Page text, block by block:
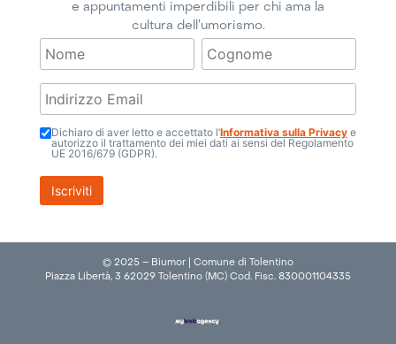
e appuntamenti imperdibili per chi ama la
cultura dell’umorismo.
Dichiaro di aver letto e accettato l’Informativa sulla Privacye
autorizzo il trattamento dei miei dati ai sensi del Regolamento
UE 2016/679 (GDPR).
© 2025 – Biumor | Comune di Tolentino
Piazza Libertà, 3 62029 Tolentino (MC) Cod. Fisc. 830001104335